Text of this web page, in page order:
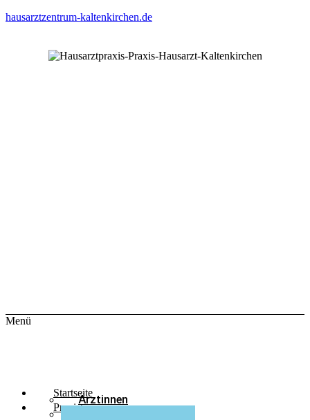
hausarztzentrum-kaltenkirchen.de
Menü
Startseite
Praxisteam
Ärztinnen